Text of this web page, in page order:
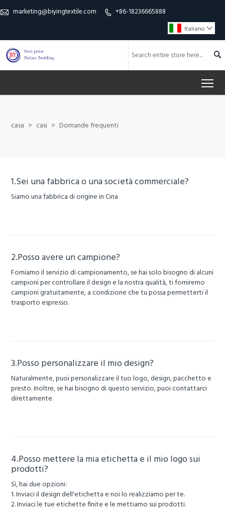
 marketing@biyingtextile.com  +86-18236665888
Italiano 

casa > casi > Domande frequenti
1.Sei una fabbrica o una società commerciale?
Siamo una fabbrica di origine in Cina
2.Posso avere un campione?
Forniamo il servizio di campionamento, se hai solo bisogno di alcuni
campioni per controllare il design e la nostra qualità, ti forniremo
campioni gratuitamente, a condizione che tu possa permetterti il ​​
trasporto espresso.
3.Posso personalizzare il mio design?
Naturalmente, puoi personalizzare il tuo logo, design, pacchetto e
presto. Inoltre, se hai bisogno di questo servizio, puoi contattarci
direttamente.
4.Posso mettere la mia etichetta e il mio logo sui
prodotti?
Sì, hai due opzioni:
1. Inviaci il design dell'etichetta e noi lo realizziamo per te.
2. Inviaci le tue etichette finite e le mettiamo sui prodotti.